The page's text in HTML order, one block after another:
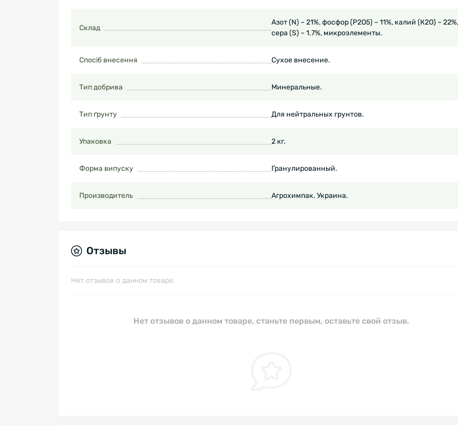
Склад
Азот (N) – 21%, фосфор (P2O5) – 11%, калий (К2О) – 22%,
сера (S) – 1.7%, микроэлементы.
Спосіб внесення Сухое внесение.
Тип добрива Минеральные.
Тип ґрунту Для нейтральных грунтов.
Упаковка 2 кг.
Форма випуску Гранулированный.
Производитель Агрохимпак. Украина.
Отзывы
Нет отзывов о данном товаре.
Нет отзывов о данном товаре, станьте первым, оставьте свой отзыв.